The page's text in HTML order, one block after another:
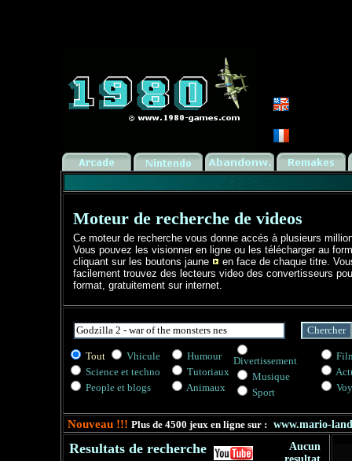
Moteur de recherche de videos
Ce moteur de recherche vous donne accés à plusieurs
Vous pouvez les visionner en ligne ou les télécharger au
cliquant sur les boutons jaune
en face de chaque titre.
facilement trouvez des lecteurs video des convertisseurs
format, gratuitement sur internet.
Tout
Vhicule
Science et techno
People et blogs
Humour
Tutoriaux
Animaux
Divertissement
Musique
Sport
Nouveau !!! Plus de 4500 jeux en ligne sur : www.mario-
Resultats de recherche
Aucun